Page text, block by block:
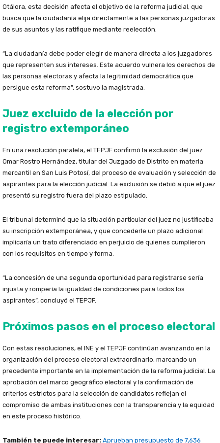
Otálora, esta decisión afecta el objetivo de la reforma judicial, que
busca que la ciudadanía elija directamente a las personas juzgadoras
de sus asuntos y las ratifique mediante reelección.
“La ciudadanía debe poder elegir de manera directa a los juzgadores
que representen sus intereses. Este acuerdo vulnera los derechos de
las personas electoras y afecta la legitimidad democrática que
persigue esta reforma”, sostuvo la magistrada.
Juez excluido de la elección por
registro extemporáneo
En una resolución paralela, el TEPJF confirmó la exclusión del juez
Omar Rostro Hernández, titular del Juzgado de Distrito en materia
mercantil en San Luis Potosí, del proceso de evaluación y selección de
aspirantes para la elección judicial. La exclusión se debió a que el juez
presentó su registro fuera del plazo estipulado.
El tribunal determinó que la situación particular del juez no justificaba
su inscripción extemporánea, y que concederle un plazo adicional
implicaría un trato diferenciado en perjuicio de quienes cumplieron
con los requisitos en tiempo y forma.
“La concesión de una segunda oportunidad para registrarse sería
injusta y rompería la igualdad de condiciones para todos los
aspirantes”, concluyó el TEPJF.
Próximos pasos en el proceso electoral
Con estas resoluciones, el INE y el TEPJF continúan avanzando en la
organización del proceso electoral extraordinario, marcando un
precedente importante en la implementación de la reforma judicial. La
aprobación del marco geográfico electoral y la confirmación de
criterios estrictos para la selección de candidatos reflejan el
compromiso de ambas instituciones con la transparencia y la equidad
en este proceso histórico.
También te puede interesar: Aprueban presupuesto de 7,636